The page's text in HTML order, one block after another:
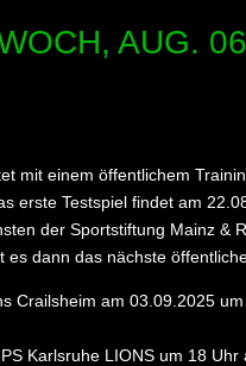
AUG. 06
mit einem öffentlichem
erste Testspiel findet am
der Sportstiftung Mainz &
dann das nächste
Crailsheim am 03.09.2025
Karlsruhe LIONS um 18